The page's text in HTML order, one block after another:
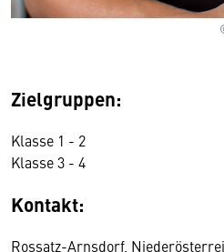
Zielgruppen:
Klasse 1 - 2
Klasse 3 - 4
Kontakt:
Rossatz-Arnsdorf,